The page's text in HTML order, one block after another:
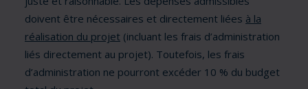
doivent être nécessaires et directement liées à la
réalisation du projet (incluant les frais d’administration
liés directement au projet). Toutefois, les frais
d’administration ne pourront excéder 10 % du budget